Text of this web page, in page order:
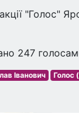
"Голос"
247
Іванович Голос